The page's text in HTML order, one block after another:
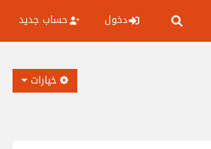
دخول حساب جديد
خيارات